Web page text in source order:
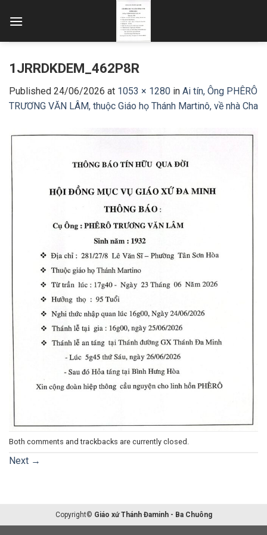
1JRRDKDEM_462P8R
Published 24/06/2026 at 1053 × 1280 in Ai tín, Ông PHÊRÔ
TRƯƠNG VĂN LÂM, thuộc Giáo họ Thánh Martinô, về nhà Cha
Both comments and trackbacks are currently closed.
Next →
Copyright© Giáo xứ Thánh Đaminh - Ba Chuông